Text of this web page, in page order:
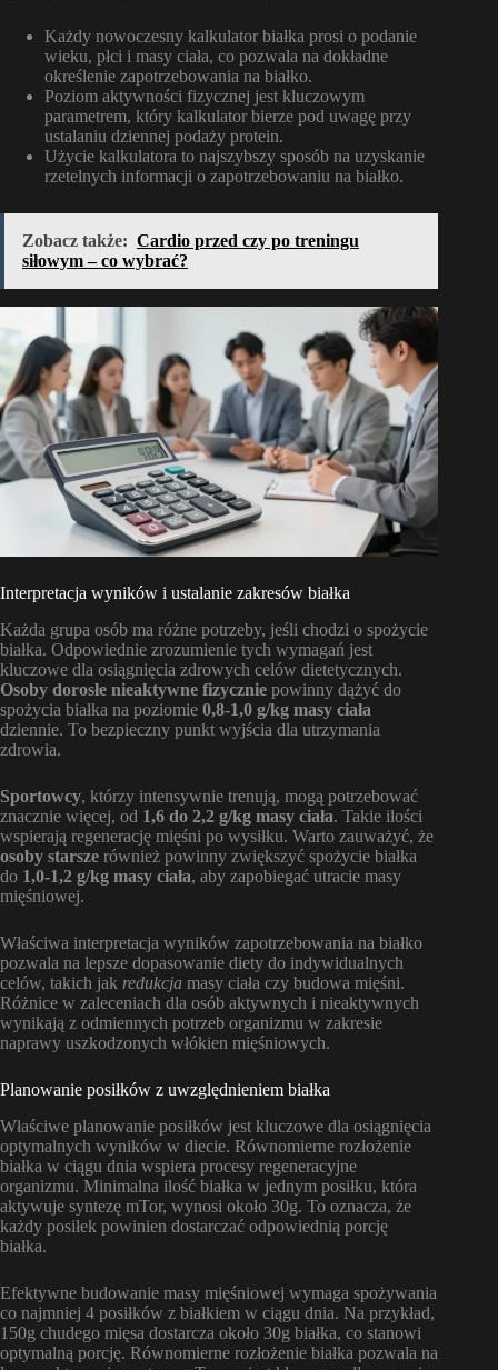
Każdy nowoczesny kalkulator białka prosi o podanie
wieku, płci i masy ciała, co pozwala na dokładne
określenie zapotrzebowania na białko.
Poziom aktywności fizycznej jest kluczowym
parametrem, który kalkulator bierze pod uwagę przy
ustalaniu dziennej podaży protein.
Użycie kalkulatora to najszybszy sposób na uzyskanie
rzetelnych informacji o zapotrzebowaniu na białko.
Zobacz także: Cardio przed czy po treningu
siłowym – co wybrać?
Interpretacja wyników i ustalanie zakresów białka
Każda grupa osób ma różne potrzeby, jeśli chodzi o spożycie
białka. Odpowiednie zrozumienie tych wymagań jest
kluczowe dla osiągnięcia zdrowych celów dietetycznych.
Osoby dorosłe nieaktywne fizycznie powinny dążyć do
spożycia białka na poziomie 0,8-1,0 g/kg masy ciała
dziennie. To bezpieczny punkt wyjścia dla utrzymania
zdrowia.
Sportowcy, którzy intensywnie trenują, mogą potrzebować
znacznie więcej, od 1,6 do 2,2 g/kg masy ciała. Takie ilości
wspierają regenerację mięśni po wysiłku. Warto zauważyć, że
osoby starsze również powinny zwiększyć spożycie białka
do 1,0-1,2 g/kg masy ciała, aby zapobiegać utracie masy
mięśniowej.
Właściwa interpretacja wyników zapotrzebowania na białko
pozwala na lepsze dopasowanie diety do indywidualnych
celów, takich jak redukcja masy ciała czy budowa mięśni.
Różnice w zaleceniach dla osób aktywnych i nieaktywnych
wynikają z odmiennych potrzeb organizmu w zakresie
naprawy uszkodzonych włókien mięśniowych.
Planowanie posiłków z uwzględnieniem białka
Właściwe planowanie posiłków jest kluczowe dla osiągnięcia
optymalnych wyników w diecie. Równomierne rozłożenie
białka w ciągu dnia wspiera procesy regeneracyjne
organizmu. Minimalna ilość białka w jednym posiłku, która
aktywuje syntezę mTor, wynosi około 30g. To oznacza, że
każdy posiłek powinien dostarczać odpowiednią porcję
białka.
Efektywne budowanie masy mięśniowej wymaga spożywania
co najmniej 4 posiłków z białkiem w ciągu dnia. Na przykład,
150g chudego mięsa dostarcza około 30g białka, co stanowi
optymalną porcję. Równomierne rozłożenie białka pozwala na